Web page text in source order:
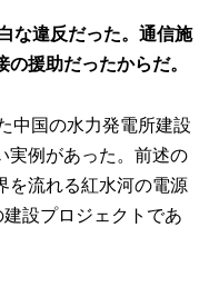
な違反だった。通信施
援助だったからだ。
中国の水力発電所建設
実例があった。前述の
を流れる紅水河の電源
設プロジェクトであ